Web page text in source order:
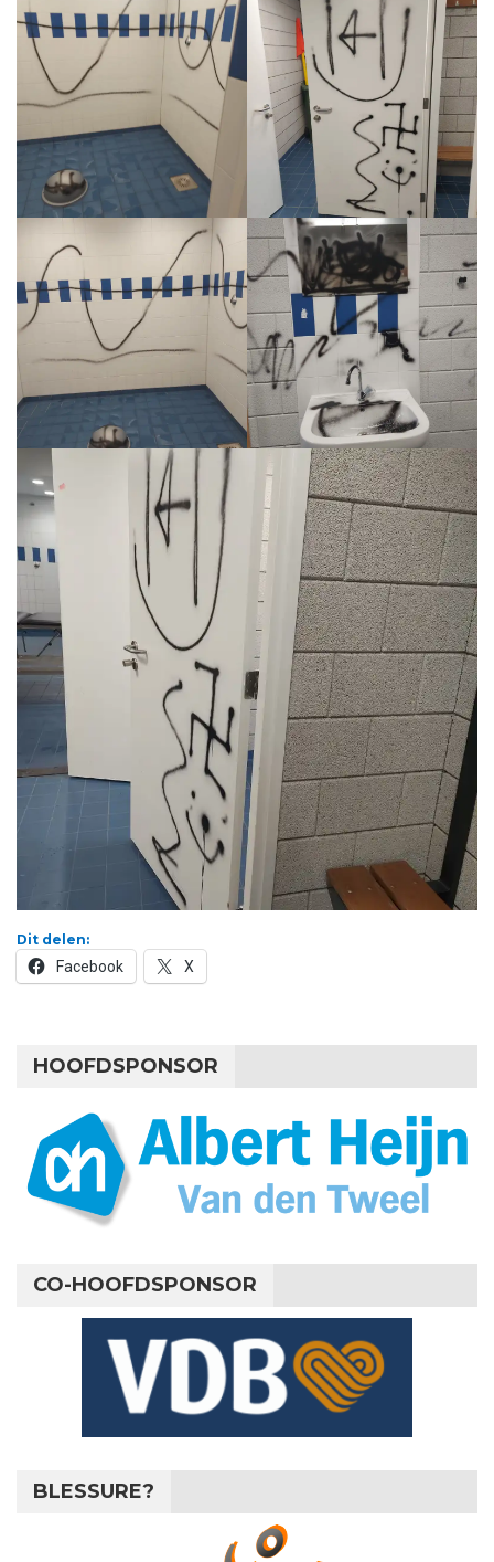
Dit delen:
Facebook X
HOOFDSPONSOR
CO-HOOFDSPONSOR
BLESSURE?